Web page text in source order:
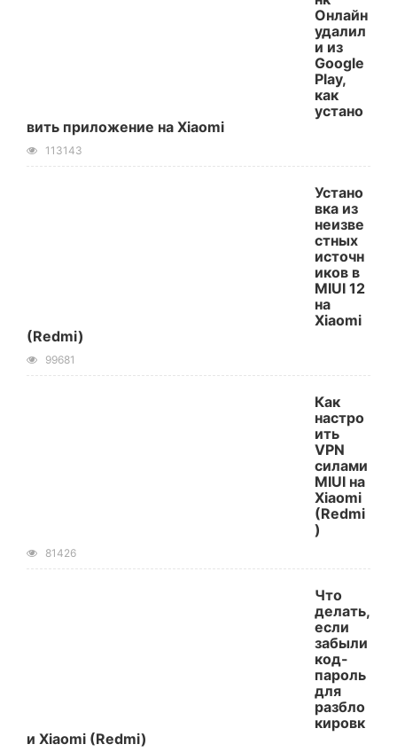
Онлайн
удалил
и из
Google
Play,
как
устано
вить приложение на Xiaomi
113143
Устано
вка из
неизве
стных
источн
иков в
MIUI 12
на
Xiaomi
(Redmi)
99681
Как
настро
ить
VPN
силами
MIUI на
Xiaomi
(Redmi
)
81426
Что
делать,
если
забыли
код-
пароль
для
разбло
кировк
и Xiaomi (Redmi)